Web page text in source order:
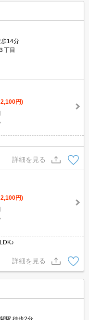
歩14分
丁目
円)
詳細を見る
円)
詳細を見る